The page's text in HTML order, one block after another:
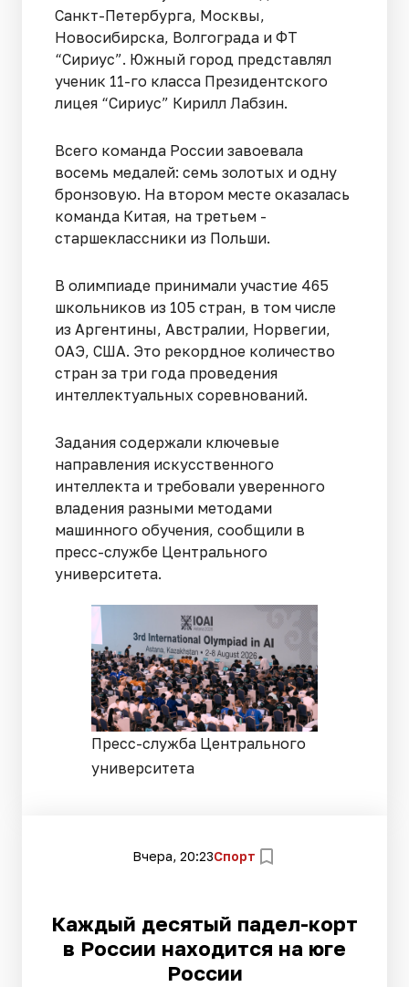
Санкт-Петербурга, Москвы,
Новосибирска, Волгограда и ФТ
“Сириус”. Южный город представлял
ученик 11-го класса Президентского
лицея “Сириус” Кирилл Лабзин.
Всего команда России завоевала
восемь медалей: семь золотых и одну
бронзовую. На втором месте оказалась
команда Китая, на третьем -
старшеклассники из Польши.
В олимпиаде принимали участие 465
школьников из 105 стран, в том числе
из Аргентины, Австралии, Норвегии,
ОАЭ, США. Это рекордное количество
стран за три года проведения
интеллектуальных соревнований.
Задания содержали ключевые
направления искусственного
интеллекта и требовали уверенного
владения разными методами
машинного обучения, сообщили в
пресс-службе Центрального
университета.
Пресс-служба Центрального
университета
Вчера, 20:23Спорт
Каждый десятый падел-корт
в России находится на юге
России